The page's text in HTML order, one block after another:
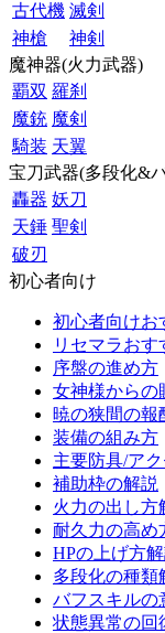
古代機 滅剣
神槍
神剣
魔神器(火力武器)
覇双 羅刹
魔銃 魔剣
騎装 天翼
宝刀武器(多段化&
轟器 妖刀
天錘 聖剣
破刃
初心者向け
初心者向けお
リセマラおす
序盤の進め方
女神様からの
暁の狭間の報
装備の組み方
主要防具/ア
補助枠の解説
火力の出し方
耐久力の高め
HPの上げ方
多段化の種類
バフスキルの
状態異常の回